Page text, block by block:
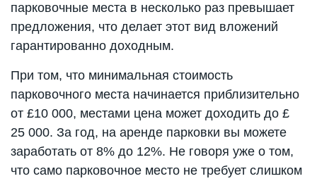
парковочные места в несколько раз превышает
предложения, что делает этот вид вложений
гарантированно доходным.
При том, что минимальная стоимость
парковочного места начинается приблизительно
от £10 000, местами цена может доходить до £
25 000. За год, на аренде парковки вы можете
заработать от 8% до 12%. Не говоря уже о том,
что само парковочное место не требует слишком